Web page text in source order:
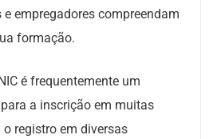
empregadores compreendam
formação.
é frequentemente um
a inscrição em muitas
registro em diversas